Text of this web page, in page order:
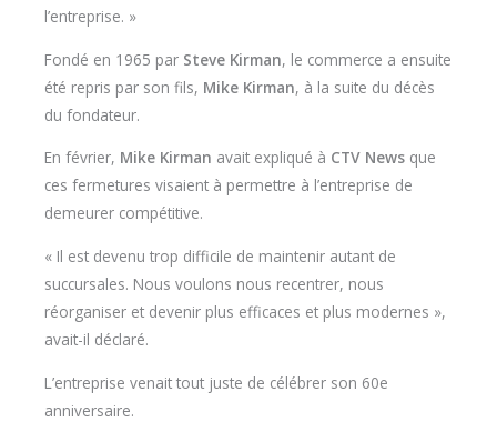
l’entreprise. »
Fondé en 1965 par Steve Kirman, le commerce a ensuite
été repris par son fils, Mike Kirman, à la suite du décès
du fondateur.
En février, Mike Kirman avait expliqué à CTV News que
ces fermetures visaient à permettre à l’entreprise de
demeurer compétitive.
« Il est devenu trop difficile de maintenir autant de
succursales. Nous voulons nous recentrer, nous
réorganiser et devenir plus efficaces et plus modernes »,
avait-il déclaré.
L’entreprise venait tout juste de célébrer son 60e
anniversaire.